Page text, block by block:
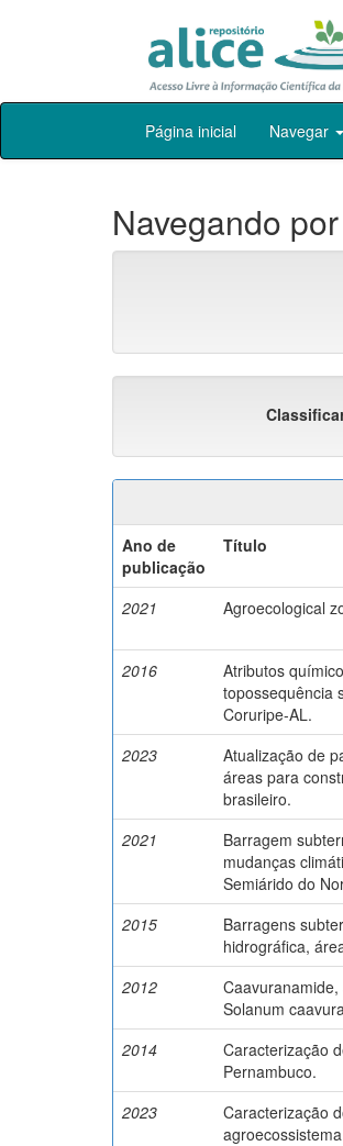
Skip
Página inicial Navegar
Navegando
Ano de
publicação
Título
2021 Agroecological
2016
Atributos
topossequência
Coruripe-AL.
2023
Atualização de
áreas para
brasileiro.
2021
Barragem
mudanças
Semiárido do
2015
Barragens
hidrográfica,
2012
Solanum
2014
Caracterização
Pernambuco.
2023
Caracterização